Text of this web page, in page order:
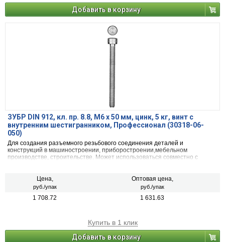
Добавить в корзину
ЗУБР DIN 912, кл. пр. 8.8, М6 х 50 мм, цинк, 5 кг, винт с
внутренним шестигранником, Профессионал (30318-06-
050)
Для создания разъемного резьбового соединения деталей и
конструкций в машиностроении, приборостроении,мебельном
производстве, строительстве. Может использоваться совместно с
Цена,
руб./упак
Оптовая цена,
руб./упак
1 708.72 1 631.63
Купить в 1 клик
Добавить в корзину